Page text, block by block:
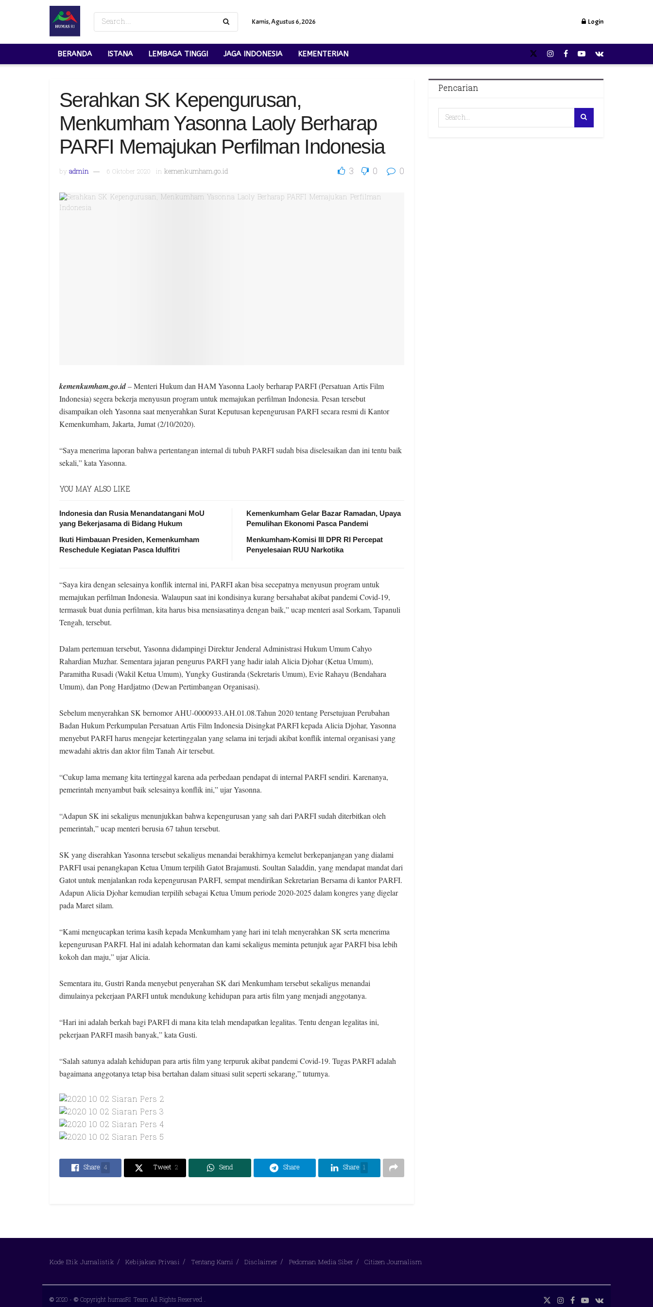
Kamis, Agustus 6, 2026 Login
BERANDA ISTANA LEMBAGA TINGGI JAGA INDONESIA KEMENTERIAN
Serahkan SK Kepengurusan,
Menkumham Yasonna Laoly Berharap
PARFI Memajukan Perfilman Indonesia
by admin 6 Oktober 2020 in kemenkumham.go.id 3 0 0
kemenkumham.go.id– Menteri Hukum dan HAM Yasonna Laoly berharap PARFI (Persatuan Artis Film
Indonesia) segera bekerja menyusun program untuk memajukan perfilman Indonesia. Pesan tersebut
disampaikan oleh Yasonna saat menyerahkan Surat Keputusan kepengurusan PARFI secara resmi di Kantor
Kemenkumham, Jakarta, Jumat (2/10/2020).
“Saya menerima laporan bahwa pertentangan internal di tubuh PARFI sudah bisa diselesaikan dan ini tentu baik
sekali,” kata Yasonna.
YOU MAY ALSO LIKE
Indonesia dan Rusia Menandatangani MoU
yang Bekerjasama di Bidang Hukum
Ikuti Himbauan Presiden, Kemenkumham
Reschedule Kegiatan Pasca Idulfitri
Kemenkumham Gelar Bazar Ramadan, Upaya
Pemulihan Ekonomi Pasca Pandemi
Menkumham-Komisi III DPR RI Percepat
Penyelesaian RUU Narkotika
“Saya kira dengan selesainya konflik internal ini, PARFI akan bisa secepatnya menyusun program untuk
memajukan perfilman Indonesia. Walaupun saat ini kondisinya kurang bersahabat akibat pandemi Covid-19,
termasuk buat dunia perfilman, kita harus bisa mensiasatinya dengan baik,” ucap menteri asal Sorkam, Tapanuli
Tengah, tersebut.
Dalam pertemuan tersebut, Yasonna didampingi Direktur Jenderal Administrasi Hukum Umum Cahyo
Rahardian Muzhar. Sementara jajaran pengurus PARFI yang hadir ialah Alicia Djohar (Ketua Umum),
Paramitha Rusadi (Wakil Ketua Umum), Yungky Gustiranda (Sekretaris Umum), Evie Rahayu (Bendahara
Umum), dan Pong Hardjatmo (Dewan Pertimbangan Organisasi).
Sebelum menyerahkan SK bernomor AHU-0000933.AH.01.08.Tahun 2020 tentang Persetujuan Perubahan
Badan Hukum Perkumpulan Persatuan Artis Film Indonesia Disingkat PARFI kepada Alicia Djohar, Yasonna
menyebut PARFI harus mengejar ketertinggalan yang selama ini terjadi akibat konflik internal organisasi yang
mewadahi aktris dan aktor film Tanah Air tersebut.
“Cukup lama memang kita tertinggal karena ada perbedaan pendapat di internal PARFI sendiri. Karenanya,
pemerintah menyambut baik selesainya konflik ini,” ujar Yasonna.
“Adapun SK ini sekaligus menunjukkan bahwa kepengurusan yang sah dari PARFI sudah diterbitkan oleh
pemerintah,” ucap menteri berusia 67 tahun tersebut.
SK yang diserahkan Yasonna tersebut sekaligus menandai berakhirnya kemelut berkepanjangan yang dialami
PARFI usai penangkapan Ketua Umum terpilih Gatot Brajamusti. Soultan Saladdin, yang mendapat mandat dari
Gatot untuk menjalankan roda kepengurusan PARFI, sempat mendirikan Sekretarian Bersama di kantor PARFI.
Adapun Alicia Djohar kemudian terpilih sebagai Ketua Umum periode 2020-2025 dalam kongres yang digelar
pada Maret silam.
“Kami mengucapkan terima kasih kepada Menkumham yang hari ini telah menyerahkan SK serta menerima
kepengurusan PARFI. Hal ini adalah kehormatan dan kami sekaligus meminta petunjuk agar PARFI bisa lebih
kokoh dan maju,” ujar Alicia.
Sementara itu, Gustri Randa menyebut penyerahan SK dari Menkumham tersebut sekaligus menandai
dimulainya pekerjaan PARFI untuk mendukung kehidupan para artis film yang menjadi anggotanya.
“Hari ini adalah berkah bagi PARFI di mana kita telah mendapatkan legalitas. Tentu dengan legalitas ini,
pekerjaan PARFI masih banyak,” kata Gusti.
“Salah satunya adalah kehidupan para artis film yang terpuruk akibat pandemi Covid-19. Tugas PARFI adalah
bagaimana anggotanya tetap bisa bertahan dalam situasi sulit seperti sekarang,” tuturnya.
Share 4 Tweet 2 Send Share Share 1
Pencarian
Kode Etik Jurnalistik Kebijakan Privasi Tentang Kami Disclaimer Pedoman Media Siber Citizen Journalism
© 2020 - © Copyright humasRI Team All Rights Reserved .